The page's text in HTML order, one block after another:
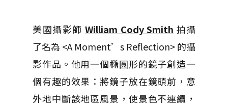
美國攝影師 William Cody Smith 拍攝
了名為 <A Moment’s Reflection> 的攝
影作品。他用一個橢圓形的鏡子創造一
個有趣的效果：將鏡子放在鏡頭前，意
外地中斷該地區風景，使景色不連續，